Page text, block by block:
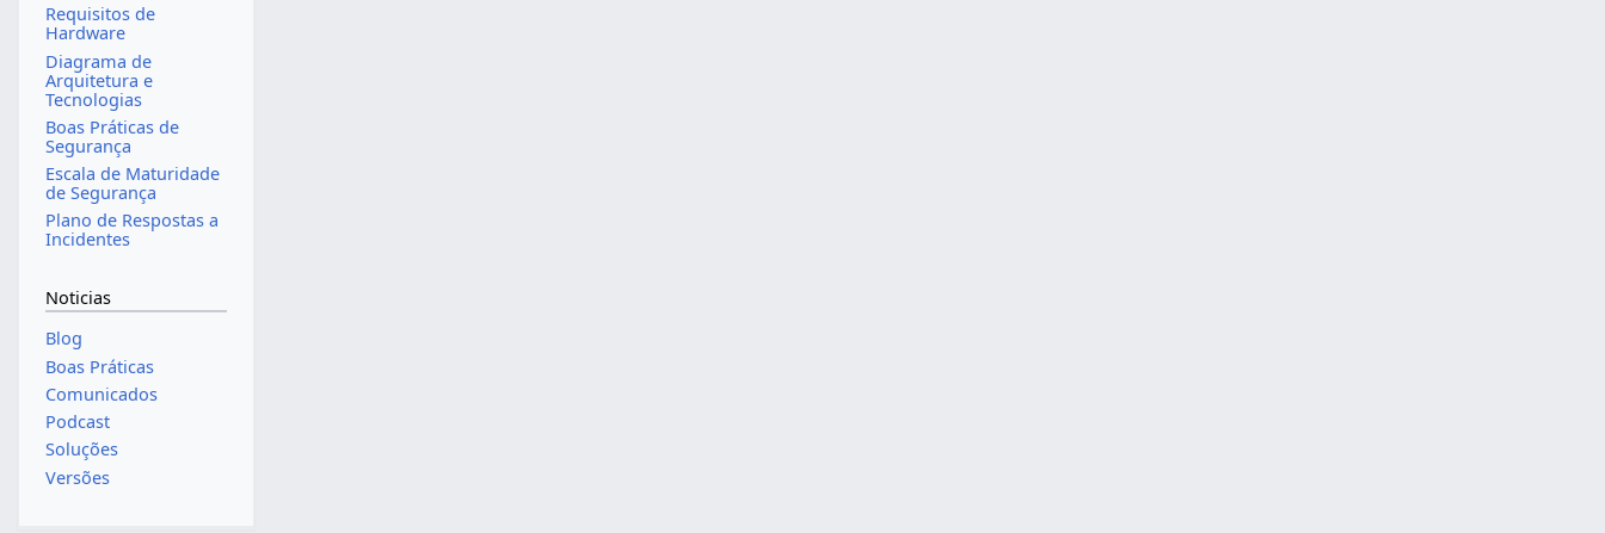
Requisitos de
Hardware
Diagrama de
Arquitetura e
Tecnologias
Boas Práticas de
Segurança
Escala de Maturidade
de Segurança
Plano de Respostas a
Incidentes
Noticias
Blog
Boas Práticas
Comunicados
Podcast
Soluções
Versões